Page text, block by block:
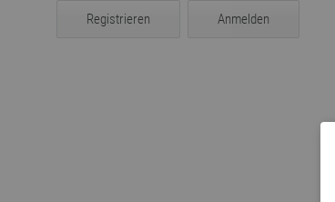
Registrieren Anmelden